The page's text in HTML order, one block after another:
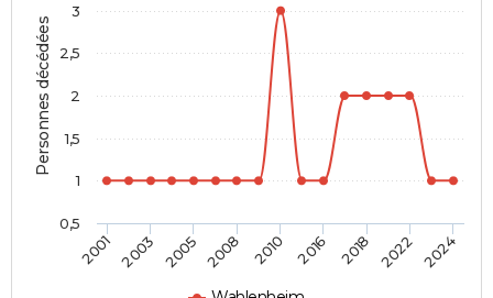
Personnes décédées
2001 2003 2005 2008 2010 2016 2018 2022 2024
0,5
1
1,5
2
2,5
3